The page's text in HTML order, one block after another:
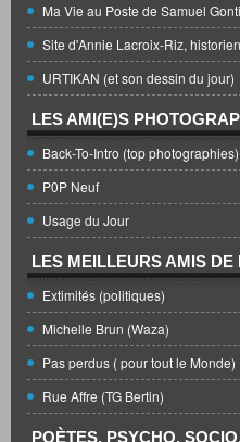
Ma Vie au Poste de Samuel
Site d'Annie Lacroix-Riz,
URTIKAN (et son dessin du jour)
LES AMI(E)S
Back-To-Intro (top photographies)
P0P Neuf
Usage du Jour
LES MEILLEURS AMIS DE
Extimités (politiques)
Michelle Brun (Waza)
Pas perdus ( pour tout le Monde)
Rue Affre (TG Bertin)
POÈTES, PSYCHO,